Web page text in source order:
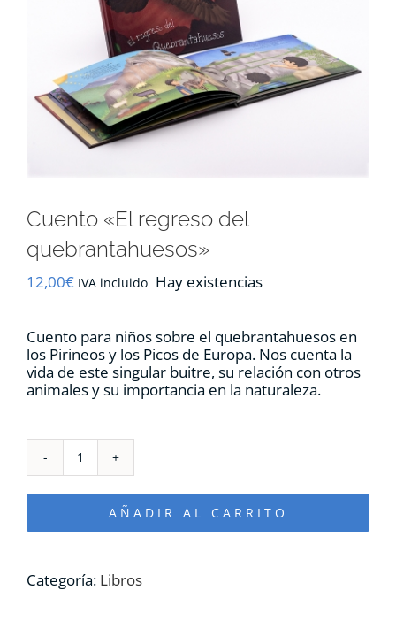
NOTICIAS
CONTACTO
Cuento «El regreso del
quebrantahuesos»
12,00€ IVA incluido Hay existencias
Cuento para niños sobre el quebrantahuesos en
los Pirineos y los Picos de Europa. Nos cuenta la
vida de este singular buitre, su relación con otros
animales y su importancia en la naturaleza.
Cuento
"El
regreso
quebrantahuesos"
AÑADIR AL CARRITO
Categoría: Libros